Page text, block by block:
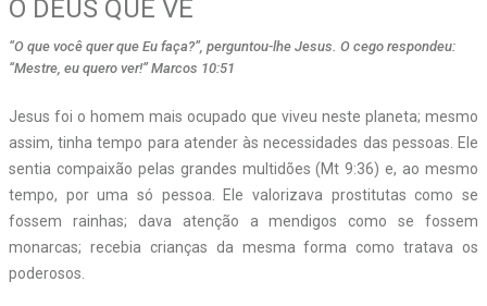
O DEUS QUE VÊ
“O que você quer que Eu faça?”, perguntou-lhe Jesus. O cego respondeu:
“Mestre, eu quero ver!” Marcos 10:51
Jesus foi o homem mais ocupado que viveu neste planeta; mesmo
assim, tinha tempo para atender às necessidades das pessoas. Ele
sentia compaixão pelas grandes multidões (Mt 9:36) e, ao mesmo
tempo, por uma só pessoa. Ele valorizava prostitutas como se
fossem rainhas; dava atenção a mendigos como se fossem
monarcas; recebia crianças da mesma forma como tratava os
poderosos.